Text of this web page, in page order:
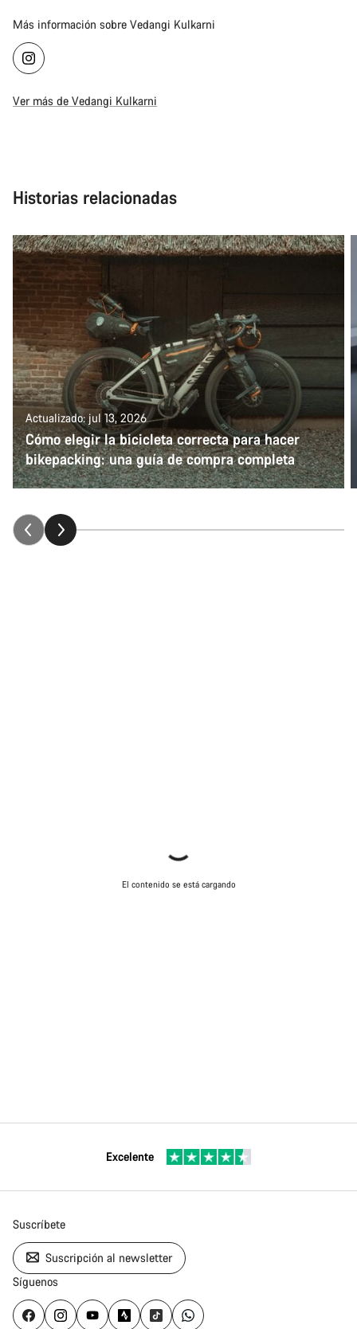
Más información sobre Vedangi Kulkarni
Ver más de Vedangi Kulkarni
Historias relacionadas
Actualizado: jul 13, 2026
Cómo elegir la bicicleta correcta para hacer
bikepacking: una guía de compra completa
El contenido se está cargando
Excelente
Suscríbete
Suscripción al newsletter
Síguenos